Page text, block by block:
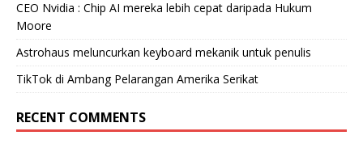
CEO Nvidia : Chip AI mereka lebih cepat daripada Hukum
Moore
Astrohaus meluncurkan keyboard mekanik untuk penulis
TikTok di Ambang Pelarangan Amerika Serikat
RECENT COMMENTS